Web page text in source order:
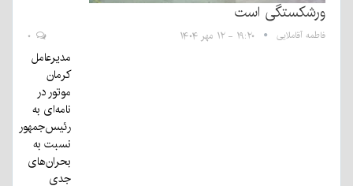
ورشکستگی است
فاطمه آقاملایی ۱۹:۲۰ - ۱۲ مهر ۱۴۰۴
مدیرعامل
کرمان
موتور در
نامه‌ای به
رئیس‌جمهور
نسبت به
بحران‌های
جدی